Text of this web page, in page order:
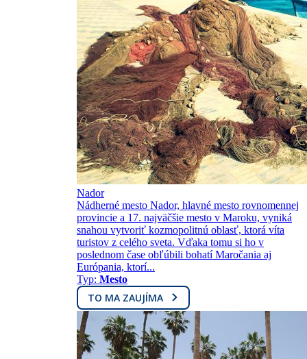
Nador
Nádherné mesto Nador, hlavné mesto rovnomennej
provincie a 17. najväčšie mesto v Maroku, vyniká
snahou vytvoriť kozmopolitnú oblasť, ktorá víta
turistov z celého sveta. Vďaka tomu si ho v
poslednom čase obľúbili bohatí Maročania aj
Európania, ktorí...
Typ: Mesto
TO MA ZAUJÍMA